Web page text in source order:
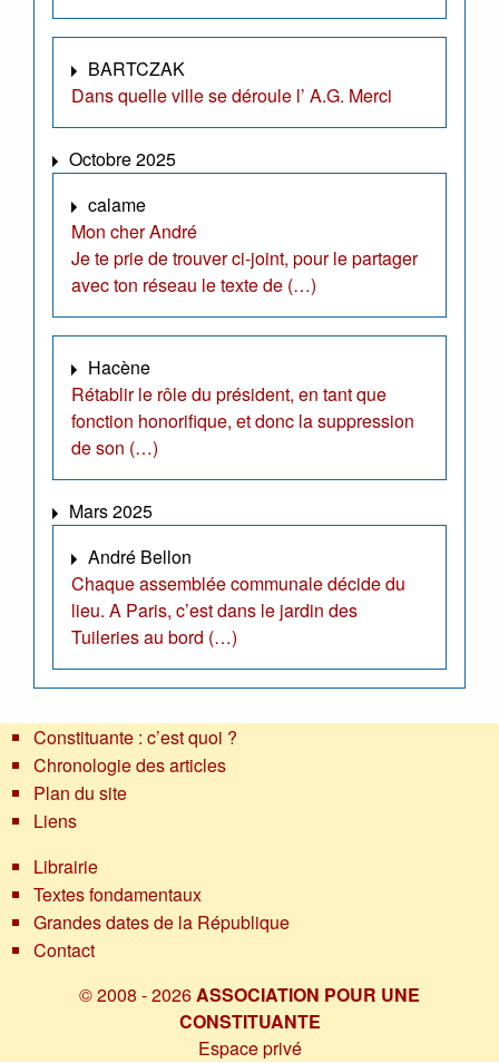
BARTCZAK
Dans quelle ville se déroule l’ A.G. Merci
Octobre 2025
calame
Mon cher André
Je te prie de trouver ci-joint, pour le partager
avec ton réseau le texte de (…)
Hacène
Rétablir le rôle du président, en tant que
fonction honorifique, et donc la suppression
de son (…)
Mars 2025
André Bellon
Chaque assemblée communale décide du
lieu. A Paris, c’est dans le jardin des
Tuileries au bord (…)
Constituante : c’est quoi ?
Chronologie des articles
Plan du site
Liens
Librairie
Textes fondamentaux
Grandes dates de la République
Contact
© 2008 - 2026ASSOCIATION POUR UNE
CONSTITUANTE
Espace privé